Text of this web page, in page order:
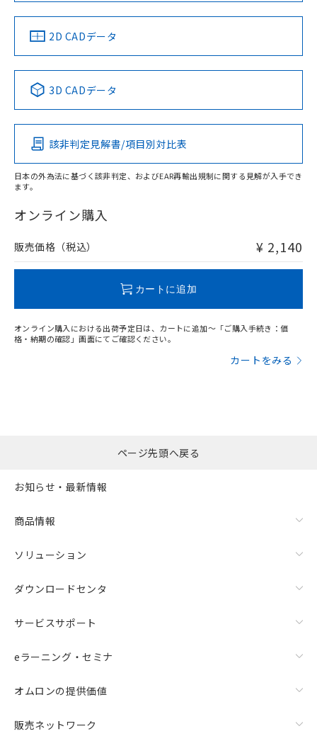
中国 RoHS 注意事項・凡例
Pb Hg Cd Cr(VI)
O
在庫等で未対応品が混在する可能性があります。
問い合わせください。
2D CADデータ
3D CADデータ
該非判定見解書/項目別対比表
日本の外為法に基づく該非判定、およびEAR再輸出規制に関する見解が入手でき
ます。
オンライン購入
販売価格（税込） ¥ 2,140
カートに追加
オンライン購入における出荷予定日は、カートに追加～「ご購入手続き：価
格・納期の確認」画面にてご確認ください。
カートをみる
ページ先頭へ戻る
お知らせ・最新情報
商品情報
ソリューション
ダウンロードセンタ
サービスサポート
eラーニング・セミナ
オムロンの提供価値
販売ネットワーク